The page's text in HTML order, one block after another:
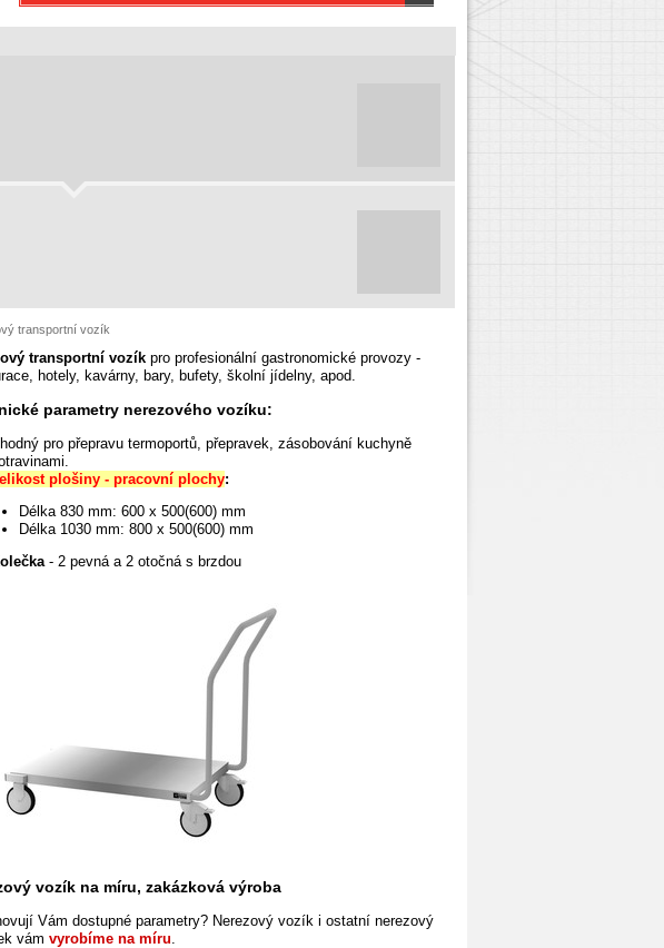
transportní vozík
transportní vozíkpro profesionální gastronomické provozy -
hotely, kavárny, bary, bufety, školníjídelny, apod.
parametry nerezového vozíku:
pro přepravu termoportů, přepravek, zásobování kuchyně
plošiny - pracovní plochy:
Délka 830 mm: 600 x 500(600) mm
Délka 1030 mm: 800 x 500(600) mm
- 2 pevná a 2 otočná s brzdou
vozík na míru, zakázková výroba
Vám dostupné parametry? Nerezový vozík i ostatní nerezový
vám vyrobíme na míru